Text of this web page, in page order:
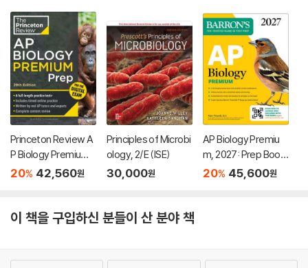
Princeton Review A
P Biology Premium
Prep, 29th Edition: 6
+ Content Review
20% 42,560원
Principles of Microbi
ology, 2/E (ISE)
30,000원
AP Biology Premiu
m, 2027: Prep Book
with 6 Practice Test
20% 45,600원
이 책을 구입하신 분들이 산 분야 책